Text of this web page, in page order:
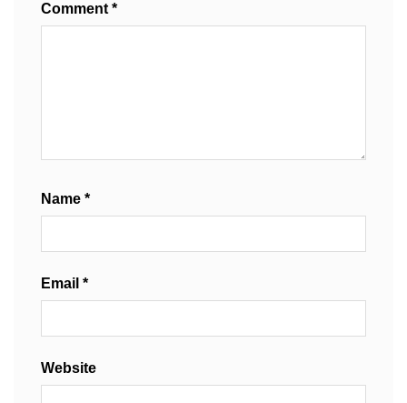
Comment *
Name *
Email *
Website